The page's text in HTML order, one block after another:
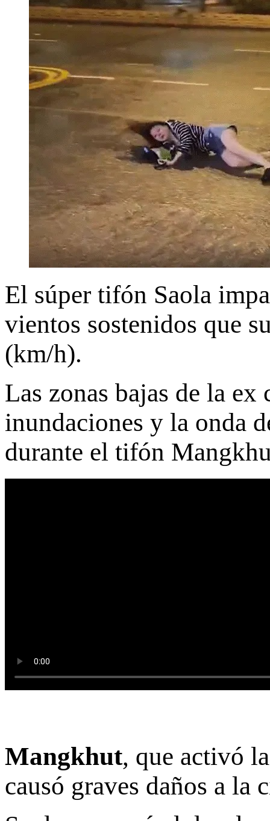
El súper tifón Saola
vientos sostenidos que
(km/h).
Las zonas bajas de la
inundaciones y la onda
durante el tifón
Mangkhut, que activó
causó graves daños a la